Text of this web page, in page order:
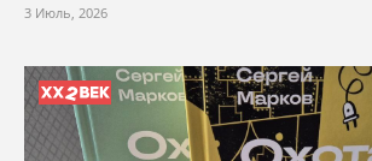
3 Июль, 2026